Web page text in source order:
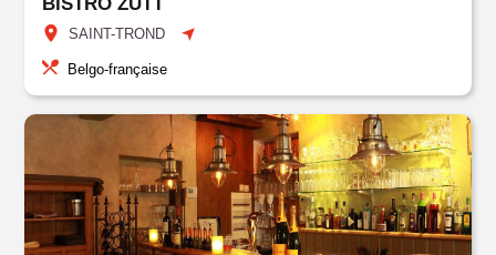
SAINT-TROND
Belgo-française